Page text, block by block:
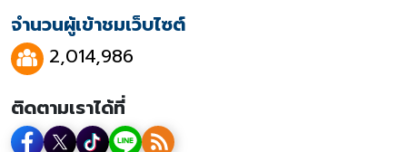
จำนวนผู้เข้าชมเว็บไซต์
2,014,986
ติดตามเราได้ที่